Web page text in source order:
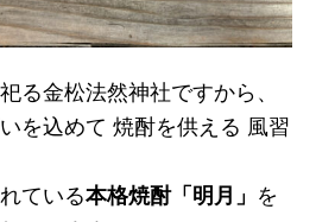
る金松法然神社ですから、
を込めて 焼酎を供える 風習
ている本格焼酎「明月」 を